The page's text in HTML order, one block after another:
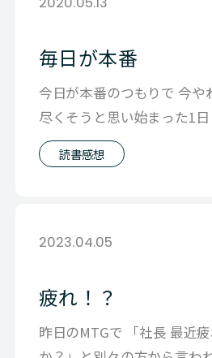
毎日が本番
今日が本番のつもりで 今や
尽くそうと思い始まった1
みると なんとなく躊躇して
読書感想
2023.04.05
疲れ！？
昨日のMTGで 「社長 最近